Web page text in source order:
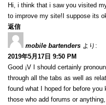
Hi, i think that i saw you visited
to improve my site!I suppose its
返信
mobile bartenders より:
2019年5月17日 9:50 PM
Good ¡V I should certainly
through all the tabs as well as
found what I hoped for before
those who add forums or